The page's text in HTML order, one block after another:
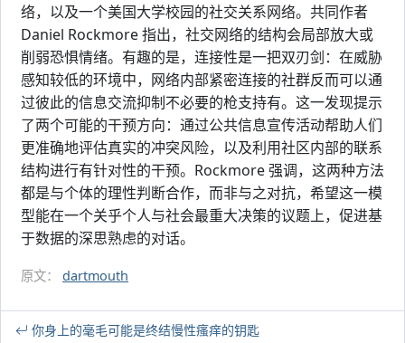
络，以及一个美国大学校园的社交关系网络。共同作者
Daniel Rockmore 指出，社交网络的结构会局部放大或
削弱恐惧情绪。有趣的是，连接性是一把双刃剑：在威胁
感知较低的环境中，网络内部紧密连接的社群反而可以通
过彼此的信息交流抑制不必要的枪支持有。这一发现提示
了两个可能的干预方向：通过公共信息宣传活动帮助人们
更准确地评估真实的冲突风险，以及利用社区内部的联系
结构进行有针对性的干预。Rockmore 强调，这两种方法
都是与个体的理性判断合作，而非与之对抗，希望这一模
型能在一个关乎个人与社会最重大决策的议题上，促进基
于数据的深思熟虑的对话。
原文： dartmouth
你身上的毫毛可能是终结慢性瘙痒的钥匙